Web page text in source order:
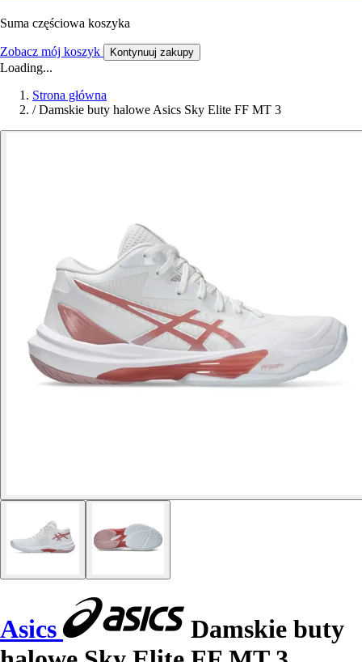
Suma częściowa koszyka
Zobacz mój koszyk Kontynuuj zakupy
Loading...
Strona główna
/ Damskie buty halowe Asics Sky Elite FF MT 3
Asics
Damskie buty